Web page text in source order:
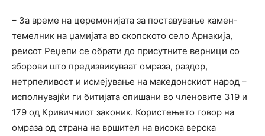
– За време на церемонијата за поставување камен-
темелник на џамијата во скопското село Арнакија,
реисот Реџепи се обрати до присутните верници со
зборови што предизвикуваат омраза, раздор,
нетрпеливост и исмејување на македонскиот народ –
исполнувајќи ги битијата опишани во членовите 319 и
179 од Кривичниот законик. Користењето говор на
омраза од страна на вршител на висока верска